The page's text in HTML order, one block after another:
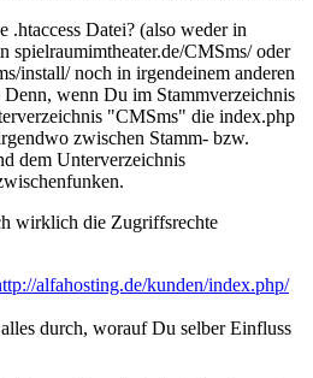
Datei? (also weder in
spielraumimtheater.de/CMSms/ oder
install/ noch in irgendeinem anderen
Denn, wenn Du im Stammverzeichnis
"CMSms" die index.php
zwischen Stamm- bzw.
dem Unterverzeichnis
wirklich die Zugriffsrechte
alfahosting.de/kunden/index.php/
durch, worauf Du selber Einfluss